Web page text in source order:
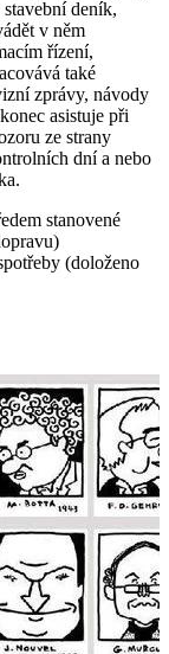
deník,
v něm
řízení,
také
zprávy, návody
asistuje při
ze strany
dní a nebo
stanovené
(doloženo